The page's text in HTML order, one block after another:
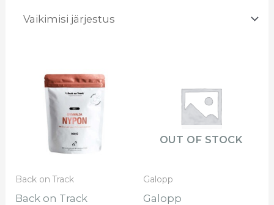
Back on Track
Back on Track
OUT OF STOCK
Galopp
Galopp